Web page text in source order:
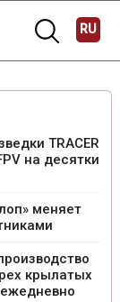
RU
TRACER
на десятки
меняет
крылатых